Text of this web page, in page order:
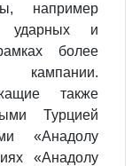
например
ударных и
более
также
Турцией
«Анадолу
«Анадолу